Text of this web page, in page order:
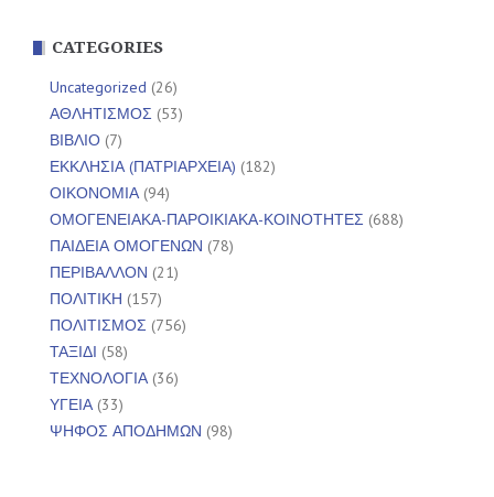
CATEGORIES
Uncategorized (26)
ΑΘΛΗΤΙΣΜΟΣ (53)
ΒΙΒΛΙΟ (7)
ΕΚΚΛΗΣΙΑ (ΠΑΤΡΙΑΡΧΕΙΑ) (182)
ΟΙΚΟΝΟΜΙΑ(94)
ΟΜΟΓΕΝΕΙΑΚΑ-ΠΑΡΟΙΚΙΑΚΑ-ΚΟΙΝΟΤΗΤΕΣ (688)
ΠΑΙΔΕΙΑ ΟΜΟΓΕΝΩΝ (78)
ΠΕΡΙΒΑΛΛΟΝ (21)
ΠΟΛΙΤΙΚΗ (157)
ΠΟΛΙΤΙΣΜΟΣ (756)
ΤΑΞΙΔΙ (58)
ΤΕΧΝΟΛΟΓΙΑ(36)
ΥΓΕΙΑ(33)
ΨΗΦΟΣ ΑΠΟΔΗΜΩΝ (98)